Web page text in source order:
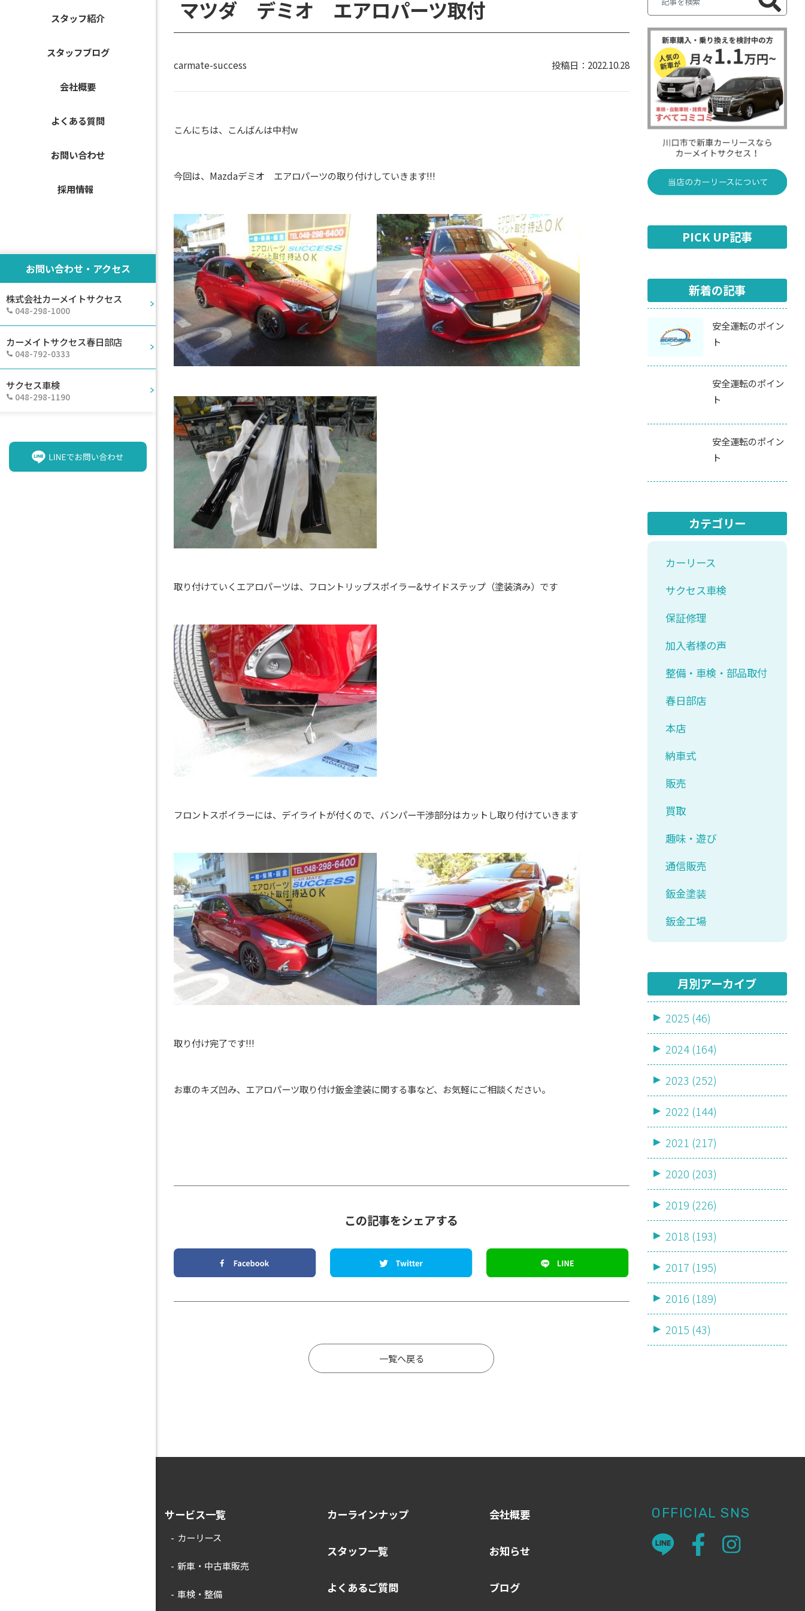
スタッフ紹介
スタッフブログ
会社概要
よくある質問
お問い合わせ
採用情報
お問い合わせ・アクセス
株式会社カーメイトサクセス
048-298-1000
カーメイトサクセス春日部店
048-792-0333
サクセス車検
048-298-1190
マツダ デミオ エアロパーツ取付
carmate-success 2022.10.28
こんにちは、こんばんは中村w
今回は、Mazdaデミオ エアロパーツの取り付けしていきます!!!
取り付けていくエアロパーツは、フロントリップスポイラー&サイドステップ（塗装済み）です
フロントスポイラーには、デイライトが付くので、バンパー干渉部分はカットし取り付けていきます
取り付け完了です!!!
お車のキズ凹み、エアロパーツ取り付け鈑金塗装に関する事など、お気軽にご相談ください。
この記事をシェアする
一覧へ戻る
PICK UP記事
新着の記事
安全運転のポイン
ト
安全運転のポイン
ト
安全運転のポイン
ト
カテゴリー
カーリース
サクセス車検
保証修理
加入者様の声
整備・車検・部品取付
春日部店
本店
納車式
販売
買取
趣味・遊び
通信販売
鈑金塗装
鈑金工場
月別アーカイブ
2025 (46)
2024 (164)
2023 (252)
2022 (144)
2021 (217)
2020 (203)
2019 (226)
2018 (193)
2017 (195)
2016 (189)
2015 (43)
サービス一覧
カーリース
新車・中古車販売
車検・整備
カーラインナップ
スタッフ一覧
よくあるご質問
会社概要
お知らせ
ブログ
OFFICIAL SNS